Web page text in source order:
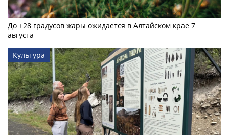
До +28 градусов жары ожидается в Алтайском крае 7
августа
Культура